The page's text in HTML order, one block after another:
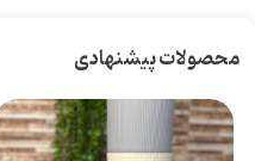
محصولات پیشنهادی